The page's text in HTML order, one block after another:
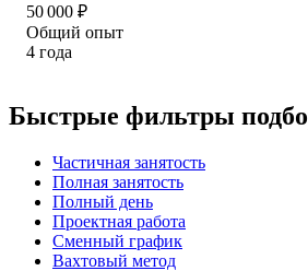
50 000 ₽
Общий опыт
4 года
Быстрые фильтры
Частичная занятость
Полная занятость
Полный день
Проектная работа
Сменный график
Вахтовый метод